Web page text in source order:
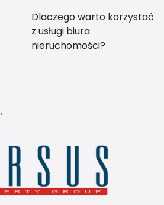
Dlaczego warto korzystać
z usługi biura
nieruchomości?